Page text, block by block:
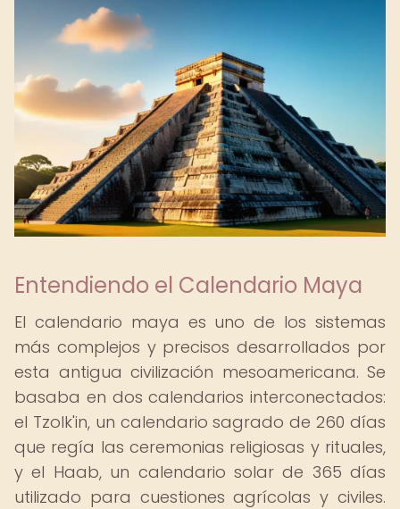
Entendiendo el Calendario Maya
El calendario maya es uno de los sistemas
más complejos y precisos desarrollados por
esta antigua civilización mesoamericana. Se
basaba en dos calendarios interconectados:
el Tzolk'in, un calendario sagrado de 260 días
que regía las ceremonias religiosas y rituales,
y el Haab, un calendario solar de 365 días
utilizado para cuestiones agrícolas y civiles.